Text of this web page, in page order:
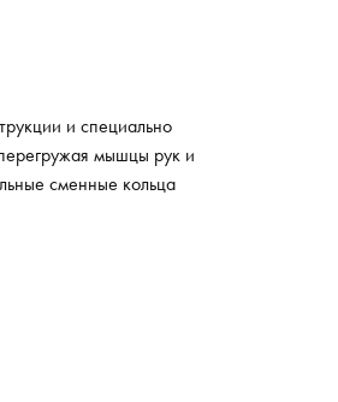
и специально
мышцы рук и
сменные кольца